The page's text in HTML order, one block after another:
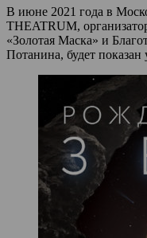
В июне 2021 года в
THEATRUM,
«Золотая Маска» и
Потанина, будет